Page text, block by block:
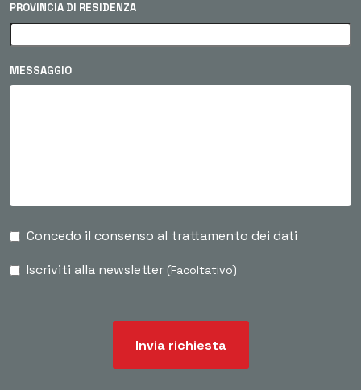
PROVINCIA DI RESIDENZA
MESSAGGIO
Concedo il consenso al trattamento dei dati
Iscriviti alla newsletter (Facoltativo)
Invia richiesta